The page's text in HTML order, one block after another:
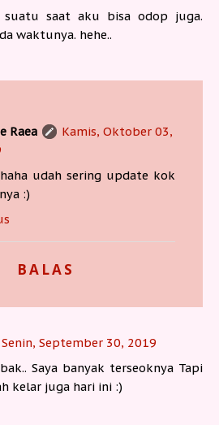
suatu saat aku bisa odop juga.
waktunya. hehe..
Raea
Kamis, Oktober 03,
udah sering update kok
:)
BALAS
Senin, September 30, 2019
Saya banyak terseoknya Tapi
kelar juga hari ini :)